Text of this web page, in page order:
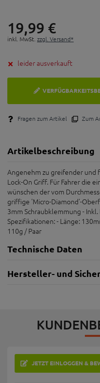
19,99 €
inkl. MwSt. zzgl. Versand*
leider ausverkauft
Fragen zum Artikel Zum
Artikelbeschreibung
Angenehm zu greifender und
Lock-On Griff. Für Fahrer die
wünschen der vom
griffige 'Micro-Diamond'-
3mm Schraubklemmung -
Spezifikationen: - Länge:
110g / Paar
Technische Daten
Hersteller- und
JETZT EINLOGGEN &